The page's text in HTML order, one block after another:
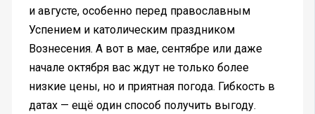
и августе, особенно перед православным
Успением и католическим праздником
Вознесения. А вот в мае, сентябре или даже
начале октября вас ждут не только более
низкие цены, но и приятная погода. Гибкость в
датах — ещё один способ получить выгоду.